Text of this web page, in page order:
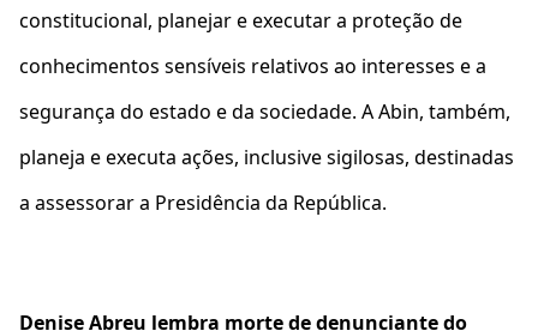
constitucional, planejar e executar a proteção de
conhecimentos sensíveis relativos ao interesses e a
segurança do estado e da sociedade. A Abin, também,
planeja e executa ações, inclusive sigilosas, destinadas
a assessorar a Presidência da República.
Denise Abreu lembra morte de denunciante do